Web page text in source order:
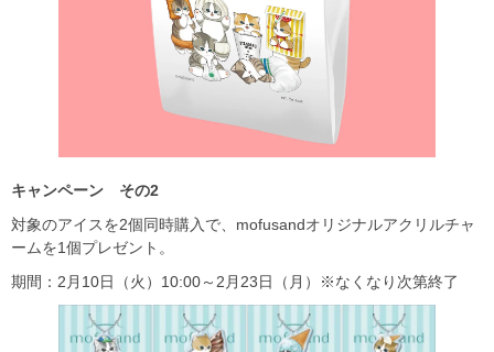
キャンペーン その2
対象のアイスを2個同時購入で、mofusandオリジナルアクリルチャ
ームを1個プレゼント。
期間：2月10日（火）10:00～2月23日（月）※なくなり次第終了